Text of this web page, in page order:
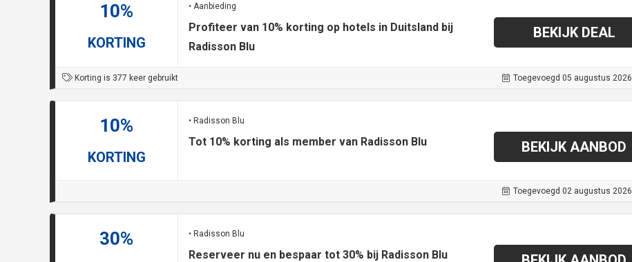
10%
KORTING
• Aanbieding
Profiteer van 10% korting op hotels in Duitsland bij
Radisson Blu
BEKIJK DEAL
Korting is 377 keer gebruikt Toegevoegd 05 augustus 2026
10%
KORTING
• Radisson Blu
Tot 10% korting als member van Radisson Blu BEKIJK AANBOD
Toegevoegd 02 augustus 2026
30% • Radisson Blu
Reserveer nu en bespaar tot 30% bij Radisson Blu